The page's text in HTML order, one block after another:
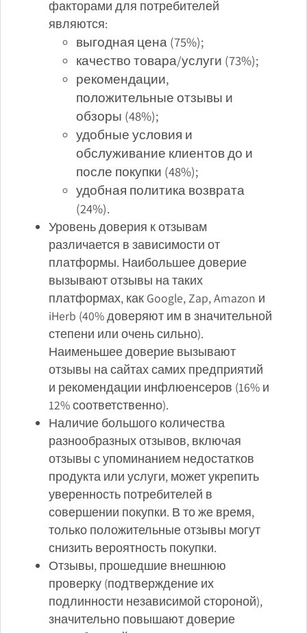
факторами для потребителей
являются:
выгодная цена (75%);
качество товара/услуги (73%);
рекомендации,
положительные отзывы и
обзоры (48%);
удобные условия и
обслуживание клиентов до и
после покупки (48%);
удобная политика возврата
(24%).
Уровень доверия к отзывам
различается в зависимости от
платформы. Наибольшее доверие
вызывают отзывы на таких
платформах, как Google, Zap, Amazon и
iHerb (40% доверяют им в значительной
степени или очень сильно).
Наименьшее доверие вызывают
отзывы на сайтах самих предприятий
и рекомендации инфлюенсеров (16% и
12% соответственно).
Наличие большого количества
разнообразных отзывов, включая
отзывы с упоминанием недостатков
продукта или услуги, может укрепить
уверенность потребителей в
совершении покупки. В то же время,
только положительные отзывы могут
снизить вероятность покупки.
Отзывы, прошедшие внешнюю
проверку (подтверждение их
подлинности независимой стороной),
значительно повышают доверие